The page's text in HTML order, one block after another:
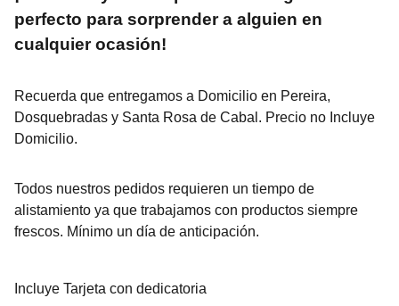
perfecto para sorprender a alguien en
cualquier ocasión!
Recuerda que entregamos a Domicilio en Pereira,
Dosquebradas y Santa Rosa de Cabal. Precio no Incluye
Domicilio.
Todos nuestros pedidos requieren un tiempo de
alistamiento ya que trabajamos con productos siempre
frescos. Mínimo un día de anticipación.
Incluye Tarjeta con dedicatoria